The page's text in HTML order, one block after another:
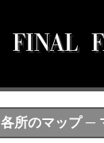
各所のマップ ─